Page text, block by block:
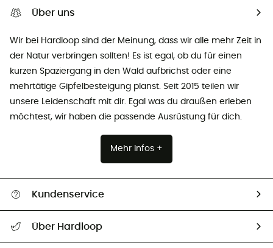
Über uns
Wir bei Hardloop sind der Meinung, dass wir alle mehr Zeit in
der Natur verbringen sollten! Es ist egal, ob du für einen
kurzen Spaziergang in den Wald aufbrichst oder eine
mehrtätige Gipfelbesteigung planst. Seit 2015 teilen wir
unsere Leidenschaft mit dir. Egal was du draußen erleben
möchtest, wir haben die passende Ausrüstung für dich.
Mehr Infos +
Kundenservice
Über Hardloop